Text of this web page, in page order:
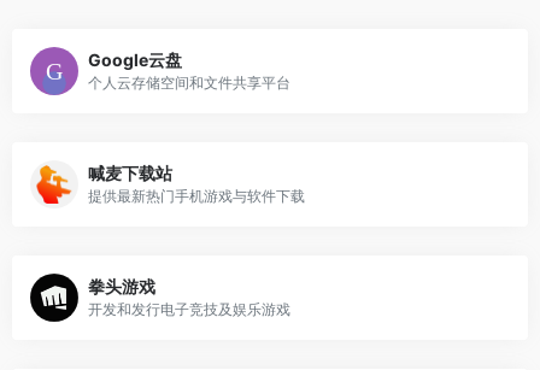
Google云盘
个人云存储空间和文件共享平台
喊麦下载站
提供最新热门手机游戏与软件下载
拳头游戏
开发和发行电子竞技及娱乐游戏